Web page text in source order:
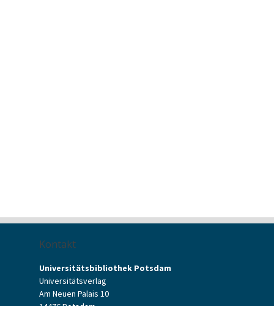
Kontakt
Universitätsbibliothek Potsdam
Universitätsverlag
Am Neuen Palais 10
14476 Potsdam